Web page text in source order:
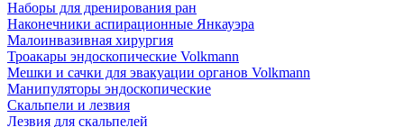
Наборы для дренирования ран
Наконечники аспирационные Янкауэра
Малоинвазивная хирургия
Троакары эндоскопические Volkmann
Мешки и сачки для эвакуации органов Volkmann
Манипуляторы эндоскопические
Скальпели и лезвия
Лезвия для скальпелей